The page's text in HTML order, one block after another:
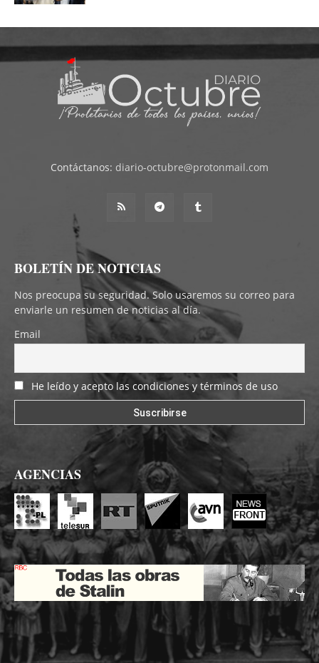
Contáctanos: diario-octubre@protonmail.com
BOLETÍN DE NOTICIAS
Nos preocupa su seguridad. Solo usaremos su correo para
enviarle un resumen de noticias al día.
Email
He leído y acepto las condiciones y términos de uso
AGENCIAS